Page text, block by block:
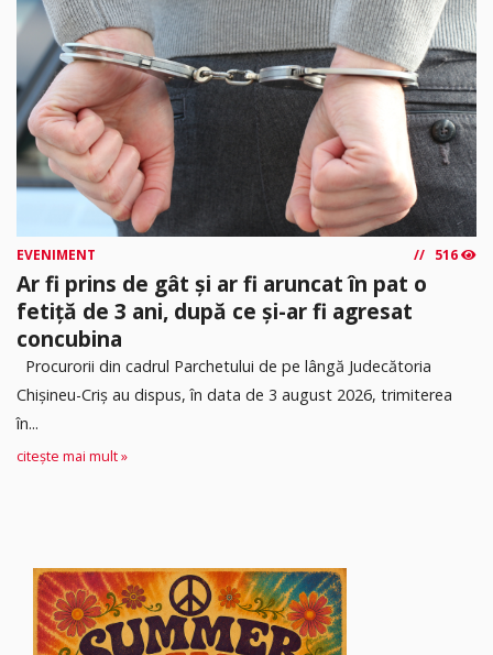
EVENIMENT 516
Ar fi prins de gât și ar fi aruncat în pat o
fetiță de 3 ani, după ce și-ar fi agresat
concubina
Procurorii din cadrul Parchetului de pe lângă Judecătoria
Chișineu-Criș au dispus, în data de 3 august 2026, trimiterea
în...
citește mai mult »